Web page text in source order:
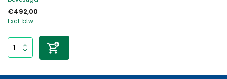
€492,00
Excl. btw